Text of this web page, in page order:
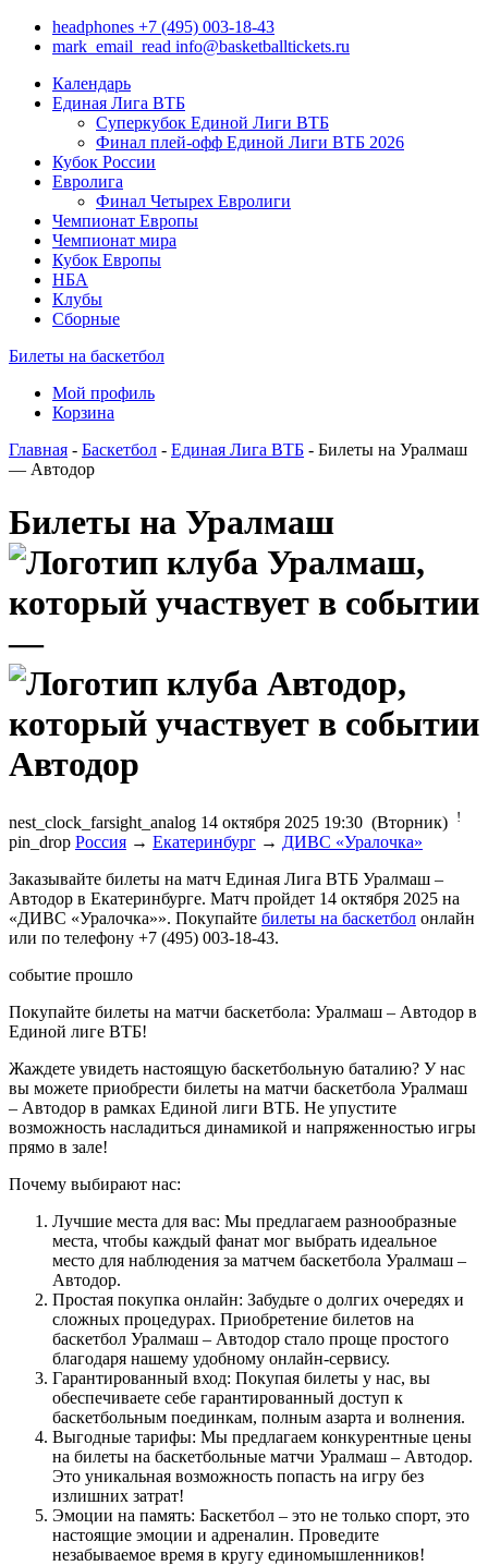
headphones +7 (495) 003-18-43
mark_email_read info@basketballtickets.ru
Календарь
Единая Лига ВТБ
Суперкубок Единой Лиги ВТБ
Финал плей-офф Единой Лиги ВТБ 2026
Кубок России
Евролига
Финал Четырех Евролиги
Чемпионат Европы
Чемпионат мира
Кубок Европы
НБА
Клубы
Сборные
Билеты на баскетбол
Мой профиль
Корзина
Главная - Баскетбол - Единая Лига ВТБ - Билеты на Уралмаш
— Автодор
Билеты на Уралмаш
—
Автодор
nest_clock_farsight_analog 14 октября 2025 19:30 (Вторник) !
pin_drop Россия → Екатеринбург → ДИВС «Уралочка»
Заказывайте билеты на матч Единая Лига ВТБ Уралмаш –
Автодор в Екатеринбурге. Матч пройдет 14 октября 2025 на
«ДИВС «Уралочка»». Покупайте билеты на баскетбол онлайн
или по телефону +7 (495) 003-18-43.
событие прошло
Покупайте билеты на матчи баскетбола: Уралмаш – Автодор в
Единой лиге ВТБ!
Жаждете увидеть настоящую баскетбольную баталию? У нас
вы можете приобрести билеты на матчи баскетбола Уралмаш
– Автодор в рамках Единой лиги ВТБ. Не упустите
возможность насладиться динамикой и напряженностью игры
прямо в зале!
Почему выбирают нас:
Лучшие места для вас: Мы предлагаем разнообразные
места, чтобы каждый фанат мог выбрать идеальное
место для наблюдения за матчем баскетбола Уралмаш –
Автодор.
Простая покупка онлайн: Забудьте о долгих очередях и
сложных процедурах. Приобретение билетов на
баскетбол Уралмаш – Автодор стало проще простого
благодаря нашему удобному онлайн-сервису.
Гарантированный вход: Покупая билеты у нас, вы
обеспечиваете себе гарантированный доступ к
баскетбольным поединкам, полным азарта и волнения.
Выгодные тарифы: Мы предлагаем конкурентные цены
на билеты на баскетбольные матчи Уралмаш – Автодор.
Это уникальная возможность попасть на игру без
излишних затрат!
Эмоции на память: Баскетбол – это не только спорт, это
настоящие эмоции и адреналин. Проведите
незабываемое время в кругу единомышленников!